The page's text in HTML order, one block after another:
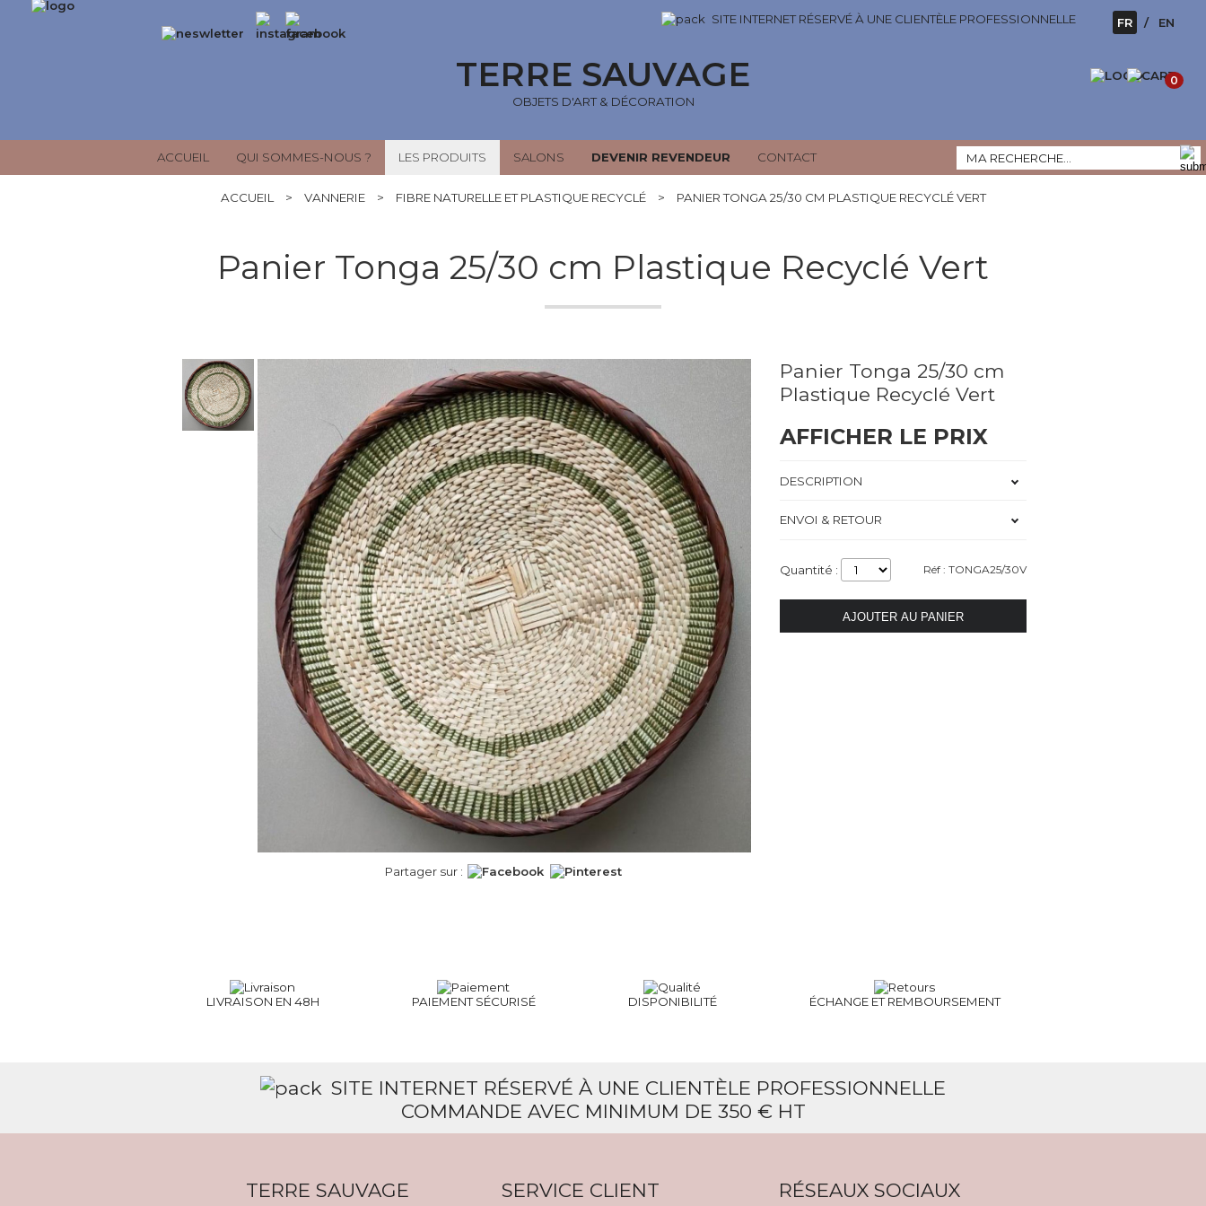
SITE INTERNET RÉSERVÉ À UNE CLIENTÈLE PROFESSIONNELLE
TERRE SAUVAGE
OBJETS D'ART & DÉCORATION
FR EN
0
ACCUEIL QUI SOMMES-NOUS ? LES PRODUITS SALONS DEVENIR REVENDEUR CONTACT
ACCUEIL > VANNERIE > FIBRE NATURELLE ET PLASTIQUE RECYCLÉ > PANIER TONGA 25/30 CM PLASTIQUE RECYCLÉ VERT
Panier Tonga 25/30 cm Plastique Recyclé Vert
Partager sur :
Panier Tonga 25/30 cm
Plastique Recyclé Vert
AFFICHER LE PRIX
DESCRIPTION
ENVOI & RETOUR
Quantité : Réf : TONGA25/30V
LIVRAISON EN 48H PAIEMENT SÉCURISÉ DISPONIBILITÉ ÉCHANGE ETREMBOURSEMENT
SITE INTERNET RÉSERVÉ À UNE CLIENTÈLE PROFESSIONNELLE
COMMANDE AVEC MINIMUM DE 350 € HT
TERRE SAUVAGE SERVICE CLIENT RÉSEAUX SOCIAUX